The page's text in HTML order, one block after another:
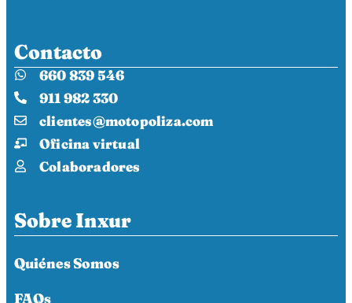
Contacto
660 839 546
911 982 330
clientes@motopoliza.com
Oficina virtual
Colaboradores
Sobre Inxur
Quiénes Somos
FAQs